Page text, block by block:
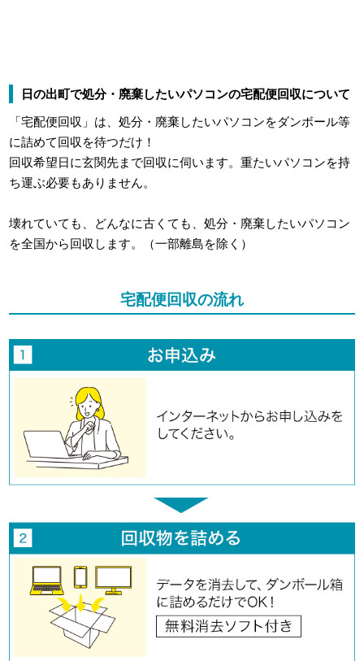
日の出町で処分・廃棄したいパソコンの宅配便回収について
「宅配便回収」は、処分・廃棄したいパソコンをダンボール等
に詰めて回収を待つだけ！
回収希望日に玄関先まで回収に伺います。重たいパソコンを持
ち運ぶ必要もありません。
壊れていても、どんなに古くても、処分・廃棄したいパソコン
を全国から回収します。（一部離島を除く）
宅配便回収の流れ